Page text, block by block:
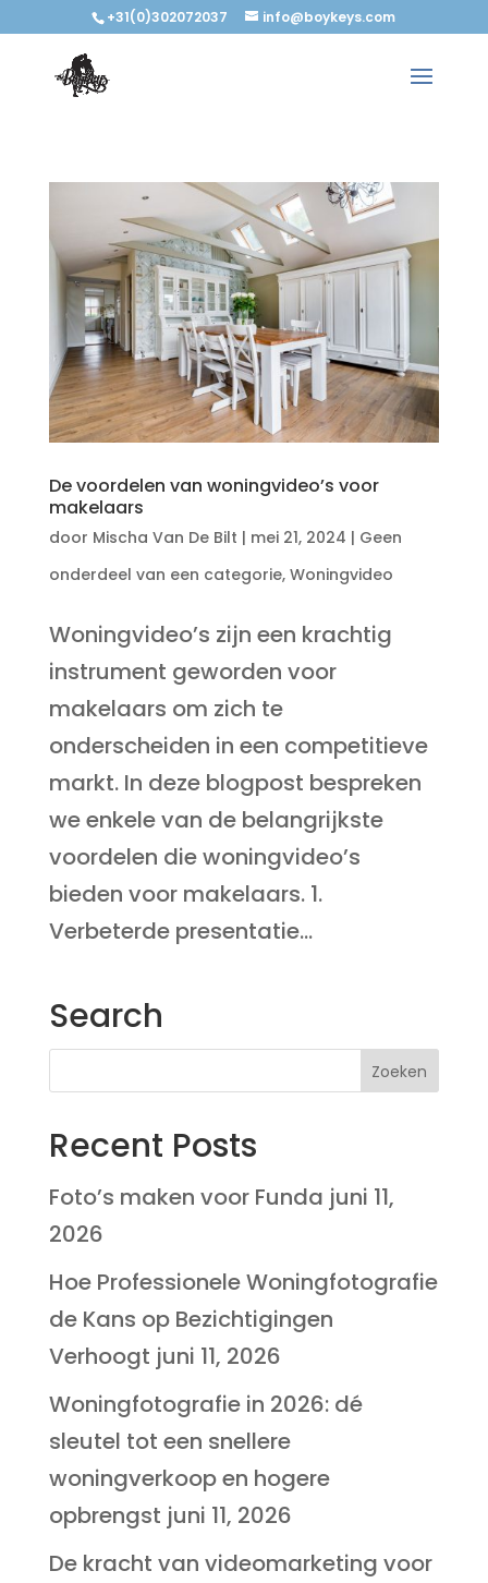
+31(0)302072037 info@boykeys.com
De voordelen van woningvideo’s voor
makelaars
door Mischa Van De Bilt | mei 21, 2024 | Geen
onderdeel van een categorie, Woningvideo
Woningvideo’s zijn een krachtig
instrument geworden voor
makelaars om zich te
onderscheiden in een competitieve
markt. In deze blogpost bespreken
we enkele van de belangrijkste
voordelen die woningvideo’s
bieden voor makelaars. 1.
Verbeterde presentatie...
Search
Recent Posts
Foto’s maken voor Funda juni 11,
2026
Hoe Professionele Woningfotografie
de Kans op Bezichtigingen
Verhoogt juni 11, 2026
Woningfotografie in 2026: dé
sleutel tot een snellere
woningverkoop en hogere
opbrengst juni 11, 2026
De kracht van videomarketing voor